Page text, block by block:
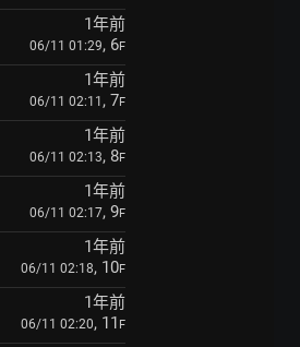
1年前
06/11 01:29, 6F
1年前
06/11 02:11 , 7F
1年前
06/11 02:13, 8F
1年前
06/11 02:17, 9F
1年前
06/11 02:18, 10F
1年前
06/11 02:20, 11 F